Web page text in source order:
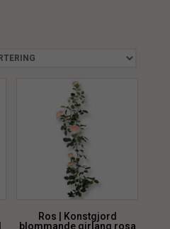
Ros | Konstgjord
blommande girlang rosa